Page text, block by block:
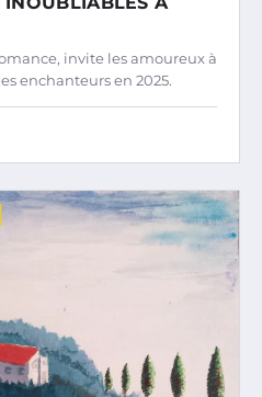
invite les amoureux à
enchanteurs en 2025.